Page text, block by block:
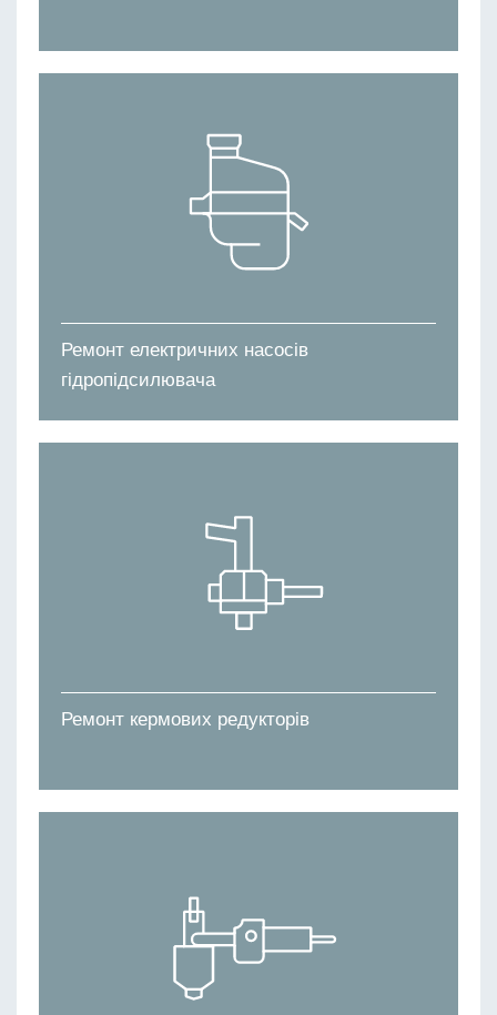
Ремонт електричних насосів
гідропідсилювача
Ремонт кермових редукторів